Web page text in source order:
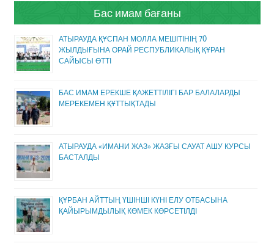
Бас имам бағаны
АТЫРАУДА ҚҰСПАН МОЛЛА МЕШІТІНІҢ 70
ЖЫЛДЫҒЫНА ОРАЙ РЕСПУБЛИКАЛЫҚ ҚҰРАН
САЙЫСЫ ӨТТІ
БАС ИМАМ ЕРЕКШЕ ҚАЖЕТТІЛІГІ БАР БАЛАЛАРДЫ
МЕРЕКЕМЕН ҚҰТТЫҚТАДЫ
АТЫРАУДА «ИМАНИ ЖАЗ» ЖАЗҒЫ САУАТ АШУ КУРСЫ
БАСТАЛДЫ
ҚҰРБАН АЙТТЫҢ ҮШІНШІ КҮНІ ЕЛУ ОТБАСЫНА
ҚАЙЫРЫМДЫЛЫҚ КӨМЕК КӨРСЕТІЛДІ